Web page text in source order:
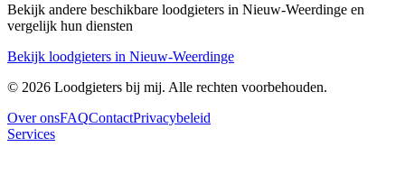
Bekijk andere beschikbare loodgieters in Nieuw-Weerdinge en
vergelijk hun diensten
Bekijk loodgieters in Nieuw-Weerdinge
© 2026 Loodgieters bij mij. Alle rechten voorbehouden.
Over onsFAQContactPrivacybeleid
Services